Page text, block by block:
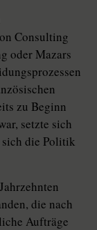
Consulting
oder Mazars
zu Beginn
setzte sich
die Politik
die nach
Aufträge